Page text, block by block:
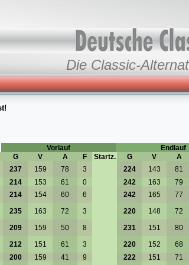
Die Classic-